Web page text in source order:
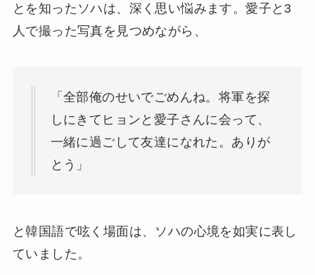
とを知ったソハは、深く思い悩みます。愛子と3
人で撮った写真を見つめながら、
「全部俺のせいでごめんね。将軍を探
しにきてヒョンと愛子さんに会って、
一緒に過ごして友達になれた。ありが
とう」
と韓国語で呟く場面は、ソハの心境を如実に表し
ていました。